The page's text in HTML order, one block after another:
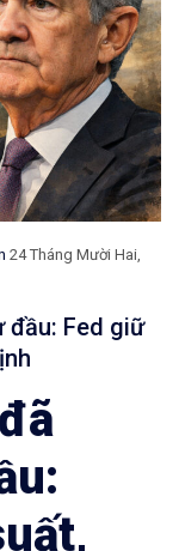
24 Tháng Mười Hai,
đầu: Fed giữ